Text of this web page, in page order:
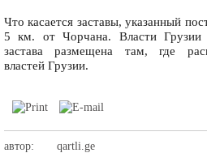
Что касается заставы, указанный
5 км. от Чорчана. Власти Грузии
застава размещена там, где
властей Грузии.
автор: qartli.ge